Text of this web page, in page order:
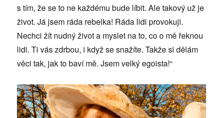
s tím, že se to ne každému bude líbit. Ale takový už je
život. Já jsem ráda rebelka! Ráda lidi provokuji.
Nechci žít nudný život a myslet na to, co o mě řeknou
lidi. Ti vás zdrbou, i když se snažíte. Takže si dělám
věci tak, jak to baví mě. Jsem velký egoista!“